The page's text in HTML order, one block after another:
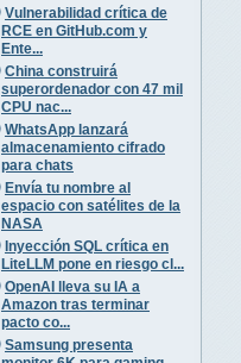
Vulnerabilidad crítica de
RCE en GitHub.com y
Ente...
China construirá
superordenador con 47 mil
CPU nac...
WhatsApp lanzará
almacenamiento cifrado
para chats
Envía tu nombre al
espacio con satélites de la
NASA
Inyección SQL crítica en
LiteLLM pone en riesgo cl...
OpenAI lleva su IA a
Amazon tras terminar
pacto co...
Samsung presenta